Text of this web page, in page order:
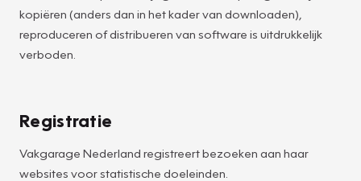
kopiëren (anders dan in het kader van downloaden),
reproduceren of distribueren van software is uitdrukkelijk
verboden.
Registratie
Vakgarage Nederland registreert bezoeken aan haar
websites voor statistische doeleinden.